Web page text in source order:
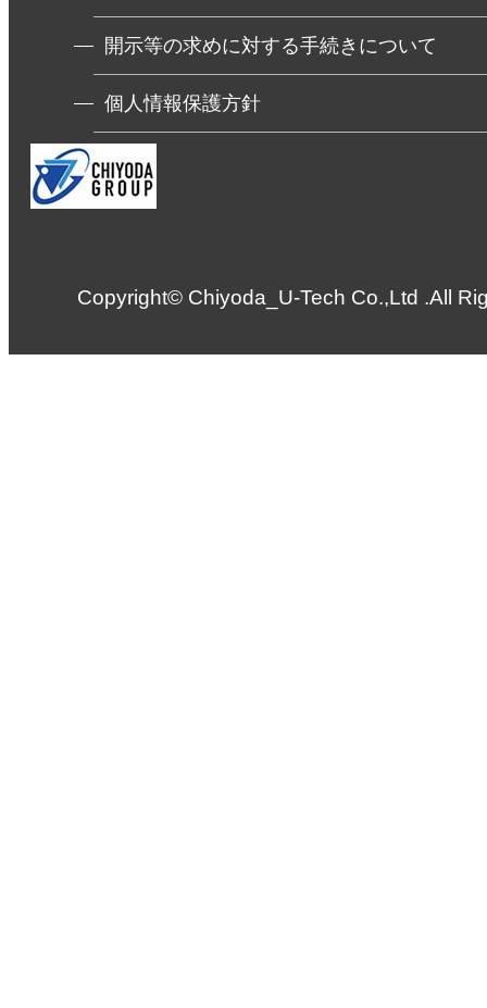
開示等の求めに対する手続きについて
個人情報保護方針
Copyright© Chiyoda_U-Tech Co.,Ltd .All